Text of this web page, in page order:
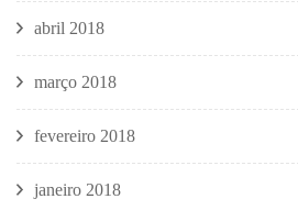
abril 2018
março 2018
fevereiro 2018
janeiro 2018